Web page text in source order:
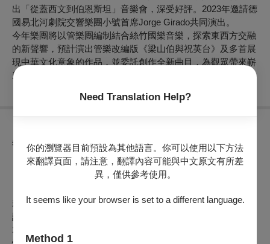
Need Translation Help?
你的瀏覽器目前預設為其他語言。你可以使用以下方法
來翻譯頁面，請注意，翻譯內容可能與中文原文有所差
異，僅供參考使用。
It seems like your browser is set to a different language.
Method 1
出「從蓋西文到伯恩斯坦」音樂會，深受好評。2023年邀請德
國易北河劇院交響樂團小號首席Jorge Girado共同演出。
今年樂團將以管樂團編制結合絲竹國樂音樂，探索東西方交融
的新聲響，預計演出管樂改編版《梁山伯與祝英台》及多首展
現中華文化意象的作品，並委託創作全新曲目，為觀眾帶來嶄
新的音樂體驗。
異動公告
【OPENTIX節目正常演出公告】（公告日期2026年07月11
親愛的觀眾，你好，
訂於
2F舞台 演出之 管樂絲竹 – 東西方的音樂對話 將正常演出。